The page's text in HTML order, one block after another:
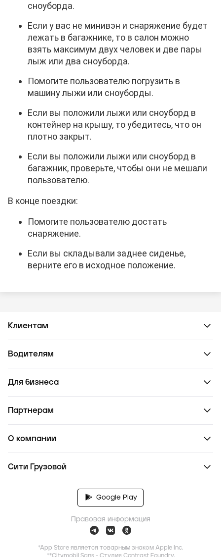
сноуборда.
Если у вас не минивэн и снаряжение будет
лежать в багажнике, то в салон можно
взять максимум двух человек и две пары
лыж или два сноуборда.
Помогите пользователю погрузить в
машину лыжи или сноуборды.
Если вы положили лыжи или сноуборд в
контейнер на крышу, то убедитесь, что он
плотно закрыт.
Если вы положили лыжи или сноуборд в
багажник, проверьте, чтобы они не мешали
пользователю.
В конце поездки:
Помогите пользователю достать
снаряжение.
Если вы складывали заднее сиденье,
верните его в исходное положение.
Клиентам
Водителям
Для бизнеса
Партнерам
О компании
Сити Грузовой
Google Play
Правовая информация
*App Store является товарным знаком Apple Inc.